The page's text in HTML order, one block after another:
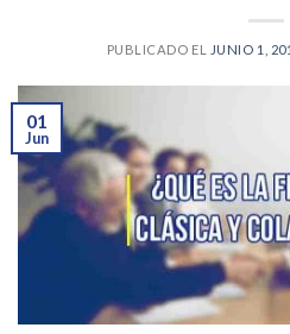
PUBLICADO EL JUNIO 1,
01
Jun